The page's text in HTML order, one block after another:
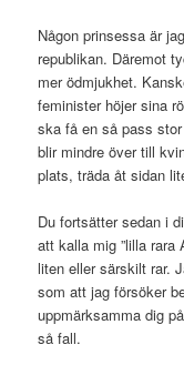
Någon prinsessa är
republikan. Däremot
mer ödmjukhet.
feminister höjer sina
ska få en så pass
blir mindre över till
plats, träda åt sidan
Du fortsätter sedan i
att kalla mig ”lilla rara
liten eller särskilt rar.
som att jag försöker
uppmärksamma dig
så fall.